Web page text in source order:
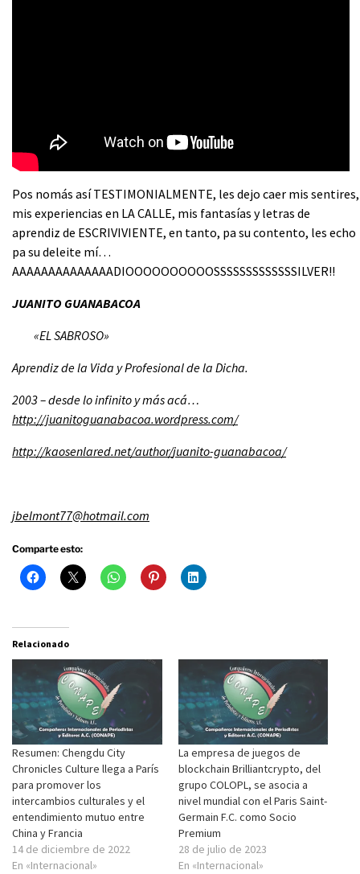
Pos nomás así TESTIMONIALMENTE, les dejo caer mis sentires,
mis experiencias en LA CALLE, mis fantasías y letras de
aprendiz de ESCRIVIVIENTE, en tanto, pa su contento, les echo
pa su deleite mí…
AAAAAAAAAAAAAADIOOOOOOOOOOSSSSSSSSSSSSSILVER!!
JUANITO GUANABACOA
«EL SABROSO»
Aprendiz de la Vida y Profesional de la Dicha.
2003 – desde lo infinito y más acá…
http://juanitoguanabacoa.wordpress.com/
http://kaosenlared.net/author/juanito-guanabacoa/
jbelmont77@hotmail.com
Comparte esto:
Relacionado
Resumen: Chengdu City
Chronicles Culture llega a París
para promover los
intercambios culturales y el
entendimiento mutuo entre
China y Francia
14 de diciembre de 2022
En «Internacional»
La empresa de juegos de
blockchain Brilliantcrypto, del
grupo COLOPL, se asocia a
nivel mundial con el Paris Saint-
Germain F.C. como Socio
Premium
28 de julio de 2023
En «Internacional»